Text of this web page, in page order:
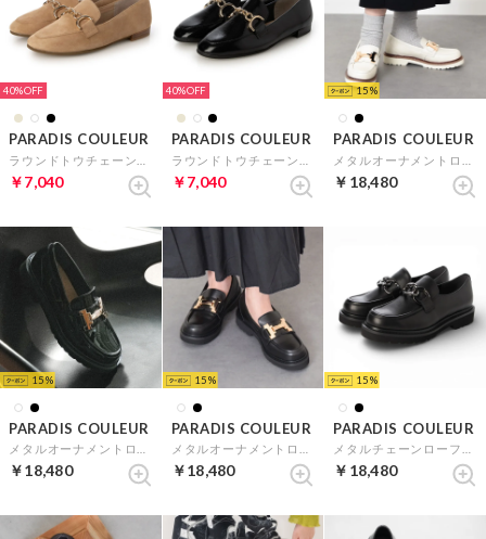
40%
PARADIS COULEUR
￥7,040
40%
PARADIS COULEUR
￥7,040
15
PARADIS COULEUR
￥18,480
15
PARADIS COULEUR
￥18,480
15
PARADIS COULEUR
￥18,480
15
PARADIS COULEUR
￥18,480